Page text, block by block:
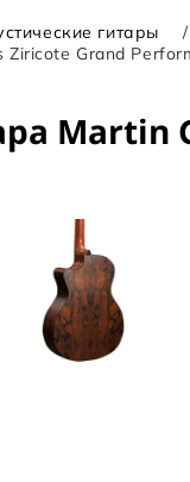
гитары
Ziricote Grand
Martin